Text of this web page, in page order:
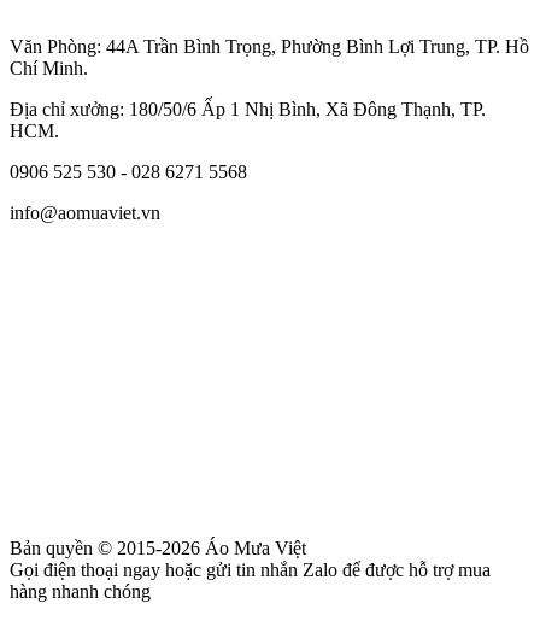
Văn Phòng: 44A Trần Bình Trọng, Phường Bình Lợi Trung, TP. Hồ
Chí Minh.
Địa chỉ xưởng: 180/50/6 Ấp 1 Nhị Bình, Xã Đông Thạnh, TP.
HCM.
0906 525 530 - 028 6271 5568
info@aomuaviet.vn
Bản quyền © 2015-2026 Áo Mưa Việt
Gọi điện thoại ngay hoặc gửi tin nhắn Zalo để được hỗ trợ mua
hàng nhanh chóng